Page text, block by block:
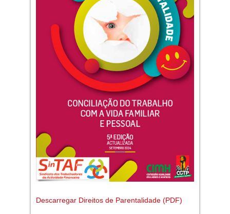
Descarregar Direitos de Parentalidade (PDF)